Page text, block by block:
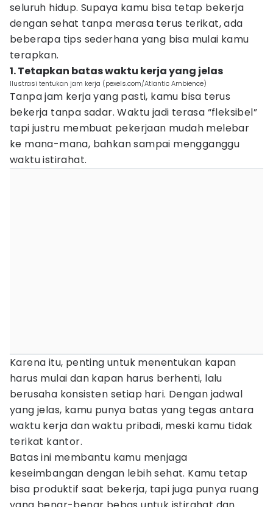
seluruh hidup. Supaya kamu bisa tetap bekerja
dengan sehat tanpa merasa terus terikat, ada
beberapa tips sederhana yang bisa mulai kamu
terapkan.
1. Tetapkan batas waktu kerja yang jelas
Ilustrasi tentukan jam kerja (pexels.com/Atlantic Ambience)
Tanpa jam kerja yang pasti, kamu bisa terus
bekerja tanpa sadar. Waktu jadi terasa “fleksibel”
tapi justru membuat pekerjaan mudah melebar
ke mana-mana, bahkan sampai mengganggu
waktu istirahat.
Karena itu, penting untuk menentukan kapan
harus mulai dan kapan harus berhenti, lalu
berusaha konsisten setiap hari. Dengan jadwal
yang jelas, kamu punya batas yang tegas antara
waktu kerja dan waktu pribadi, meski kamu tidak
terikat kantor.
Batas ini membantu kamu menjaga
keseimbangan dengan lebih sehat. Kamu tetap
bisa produktif saat bekerja, tapi juga punya ruang